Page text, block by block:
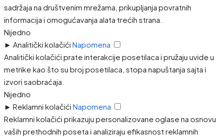
sadržaja na društvenim mrežama, prikupljanja povratnih
informacija i omogućavanja alata trećih strana.
Nijedno
► Analitički kolačići Napomena
Analitički kolačići prate interakcije posetilaca i pružaju uvide u
metrike kao što su broj posetilaca, stopa napuštanja sajta i
izvori saobraćaja.
Nijedno
► Reklamni kolačići Napomena
Reklamni kolačići prikazuju personalizovane oglase na osnovu
vaših prethodnih poseta i analiziraju efikasnost reklamnih